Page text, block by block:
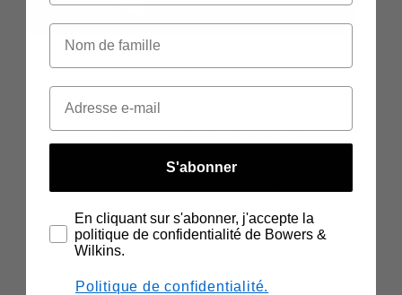
Série Formation
Notre gamme Formation réunit l'excellence
d'amener votre équipement d'origine dans le
vous.
S'abonner
En cliquant sur s'abonner, j'accepte la
politique de confidentialité de Bowers &
Wilkins.
Politique de confidentialité.